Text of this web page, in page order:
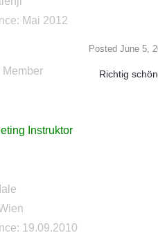
Mai 2012
Instruktor
19.09.2010
Posted June 5,
Richtig